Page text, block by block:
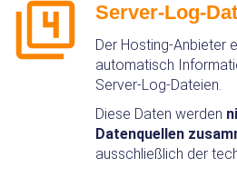
Der Hosting‑Anbieter
automatisch
Server‑Log‑Dateien.
Diese Daten werden
Datenquellen
ausschließlich der